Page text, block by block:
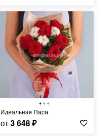
Идеальная Пара
от3 648₽